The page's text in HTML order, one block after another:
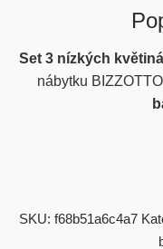
Set 3 nízkých
nábytku
SKU: f68b51a6c4a7